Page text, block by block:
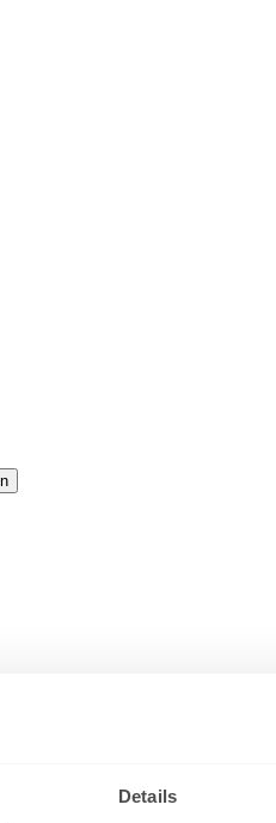
Details
Infos zum